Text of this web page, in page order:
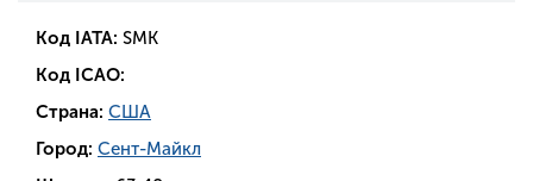
Код IATA: SMK
Код ICAO:
Страна: США
Город: Сент-Майкл